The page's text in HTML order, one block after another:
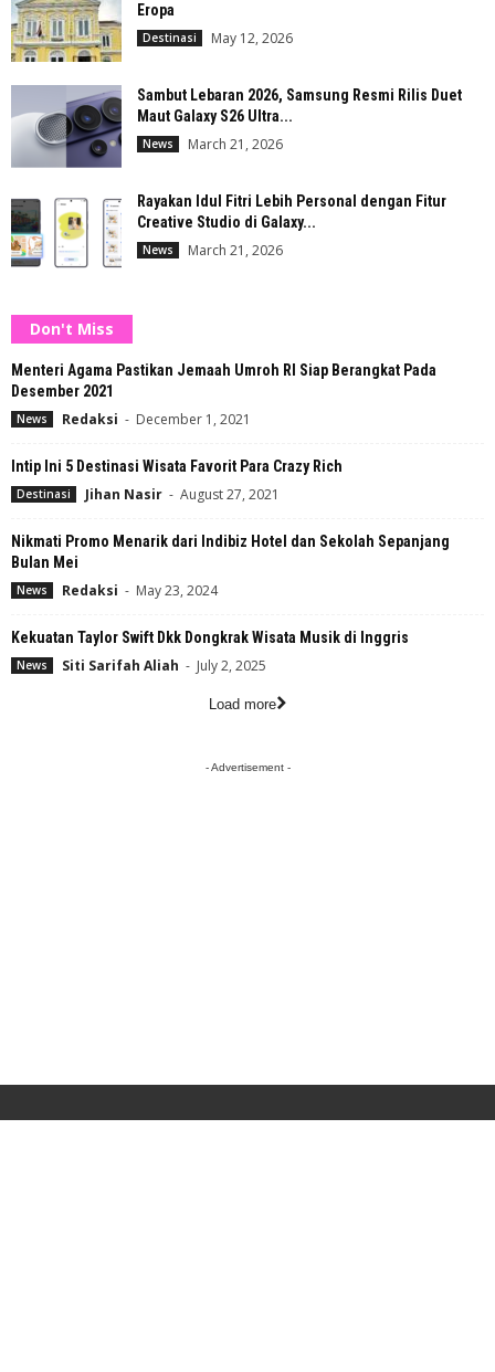
Eropa
Destinasi May 12, 2026
Sambut Lebaran 2026, Samsung Resmi Rilis Duet
Maut Galaxy S26 Ultra...
News March 21, 2026
Rayakan Idul Fitri Lebih Personal dengan Fitur
Creative Studio di Galaxy...
News March 21, 2026
Don't Miss
Menteri Agama Pastikan Jemaah Umroh RI Siap Berangkat Pada
Desember 2021
News Redaksi - December 1, 2021
Intip Ini 5 Destinasi Wisata Favorit Para Crazy Rich
Destinasi Jihan Nasir - August 27, 2021
Nikmati Promo Menarik dari Indibiz Hotel dan Sekolah Sepanjang
Bulan Mei
News Redaksi - May 23, 2024
Kekuatan Taylor Swift Dkk Dongkrak Wisata Musik di Inggris
News Siti Sarifah Aliah - July 2, 2025
Load more
- Advertisement -